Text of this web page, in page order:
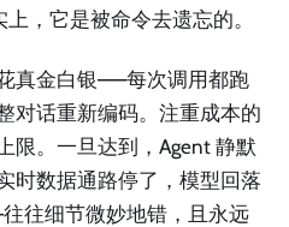
，它是被命令去遗忘的。
真金白银——每次调用都跑
对话重新编码。注重成本的
限。一旦达到，Agent 静默
时数据通路停了，模型回落
往细节微妙地错，且永远